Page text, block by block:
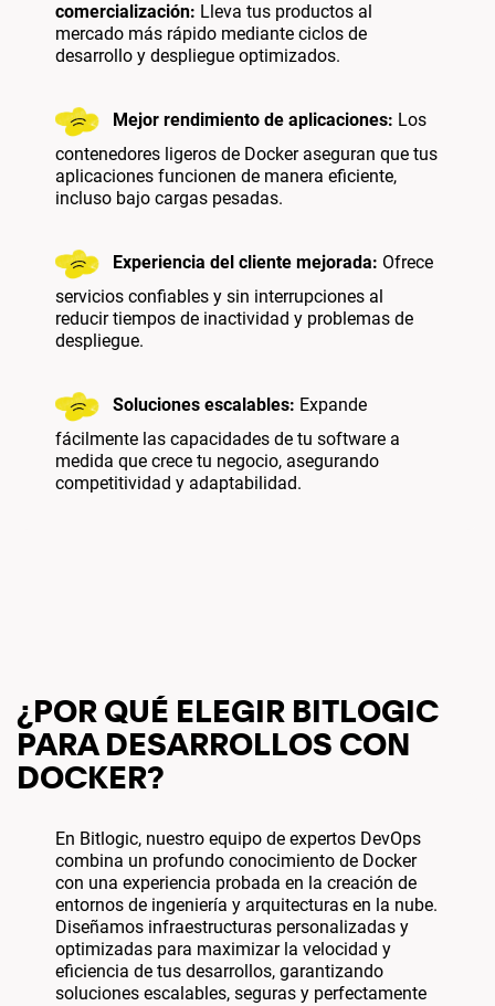
comercialización: Lleva tus productos al
mercado más rápido mediante ciclos de
desarrollo y despliegue optimizados.
Mejor rendimiento de aplicaciones: Los
contenedores ligeros de Docker aseguran que tus
aplicaciones funcionen de manera eficiente,
incluso bajo cargas pesadas.
Experiencia del cliente mejorada: Ofrece
servicios confiables y sin interrupciones al
reducir tiempos de inactividad y problemas de
despliegue.
Soluciones escalables: Expande
fácilmente las capacidades de tu software a
medida que crece tu negocio, asegurando
competitividad y adaptabilidad.
¿POR QUÉ ELEGIR BITLOGIC
PARA DESARROLLOS CON
DOCKER?
En Bitlogic, nuestro equipo de expertos DevOps
combina un profundo conocimiento de Docker
con una experiencia probada en la creación de
entornos de ingeniería y arquitecturas en la nube.
Diseñamos infraestructuras personalizadas y
optimizadas para maximizar la velocidad y
eficiencia de tus desarrollos, garantizando
soluciones escalables, seguras y perfectamente